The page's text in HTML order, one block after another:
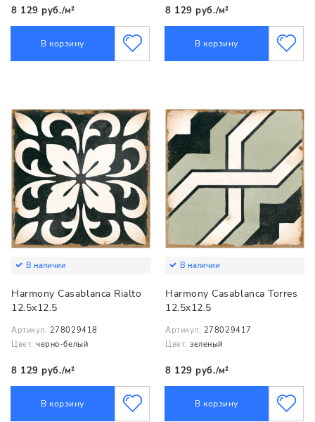
8 129 руб./м²
В корзину
8 129 руб./м²
В корзину
В наличии
Harmony Casablanca Rialto
12.5x12.5
Артикул: 278029418
Цвет: черно-белый
8 129 руб./м²
В корзину
В наличии
Harmony Casablanca Torres
12.5x12.5
Артикул: 278029417
Цвет: зеленый
8 129 руб./м²
В корзину